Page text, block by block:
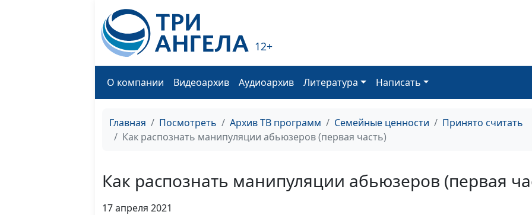
12+
О компании Видеоархив Аудиоархив Литература Написать
Главная Посмотреть Архив ТВ программ Семейные ценности
Принято считать
Как распознать манипуляции абьюзеров (первая часть)
Как распознать манипуляции абьюзеров (первая
17 апреля 2021
Как не
манипуляции
абьюзеров